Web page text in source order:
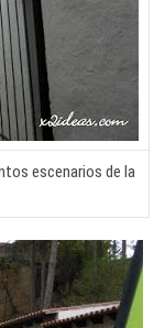
escenarios de la